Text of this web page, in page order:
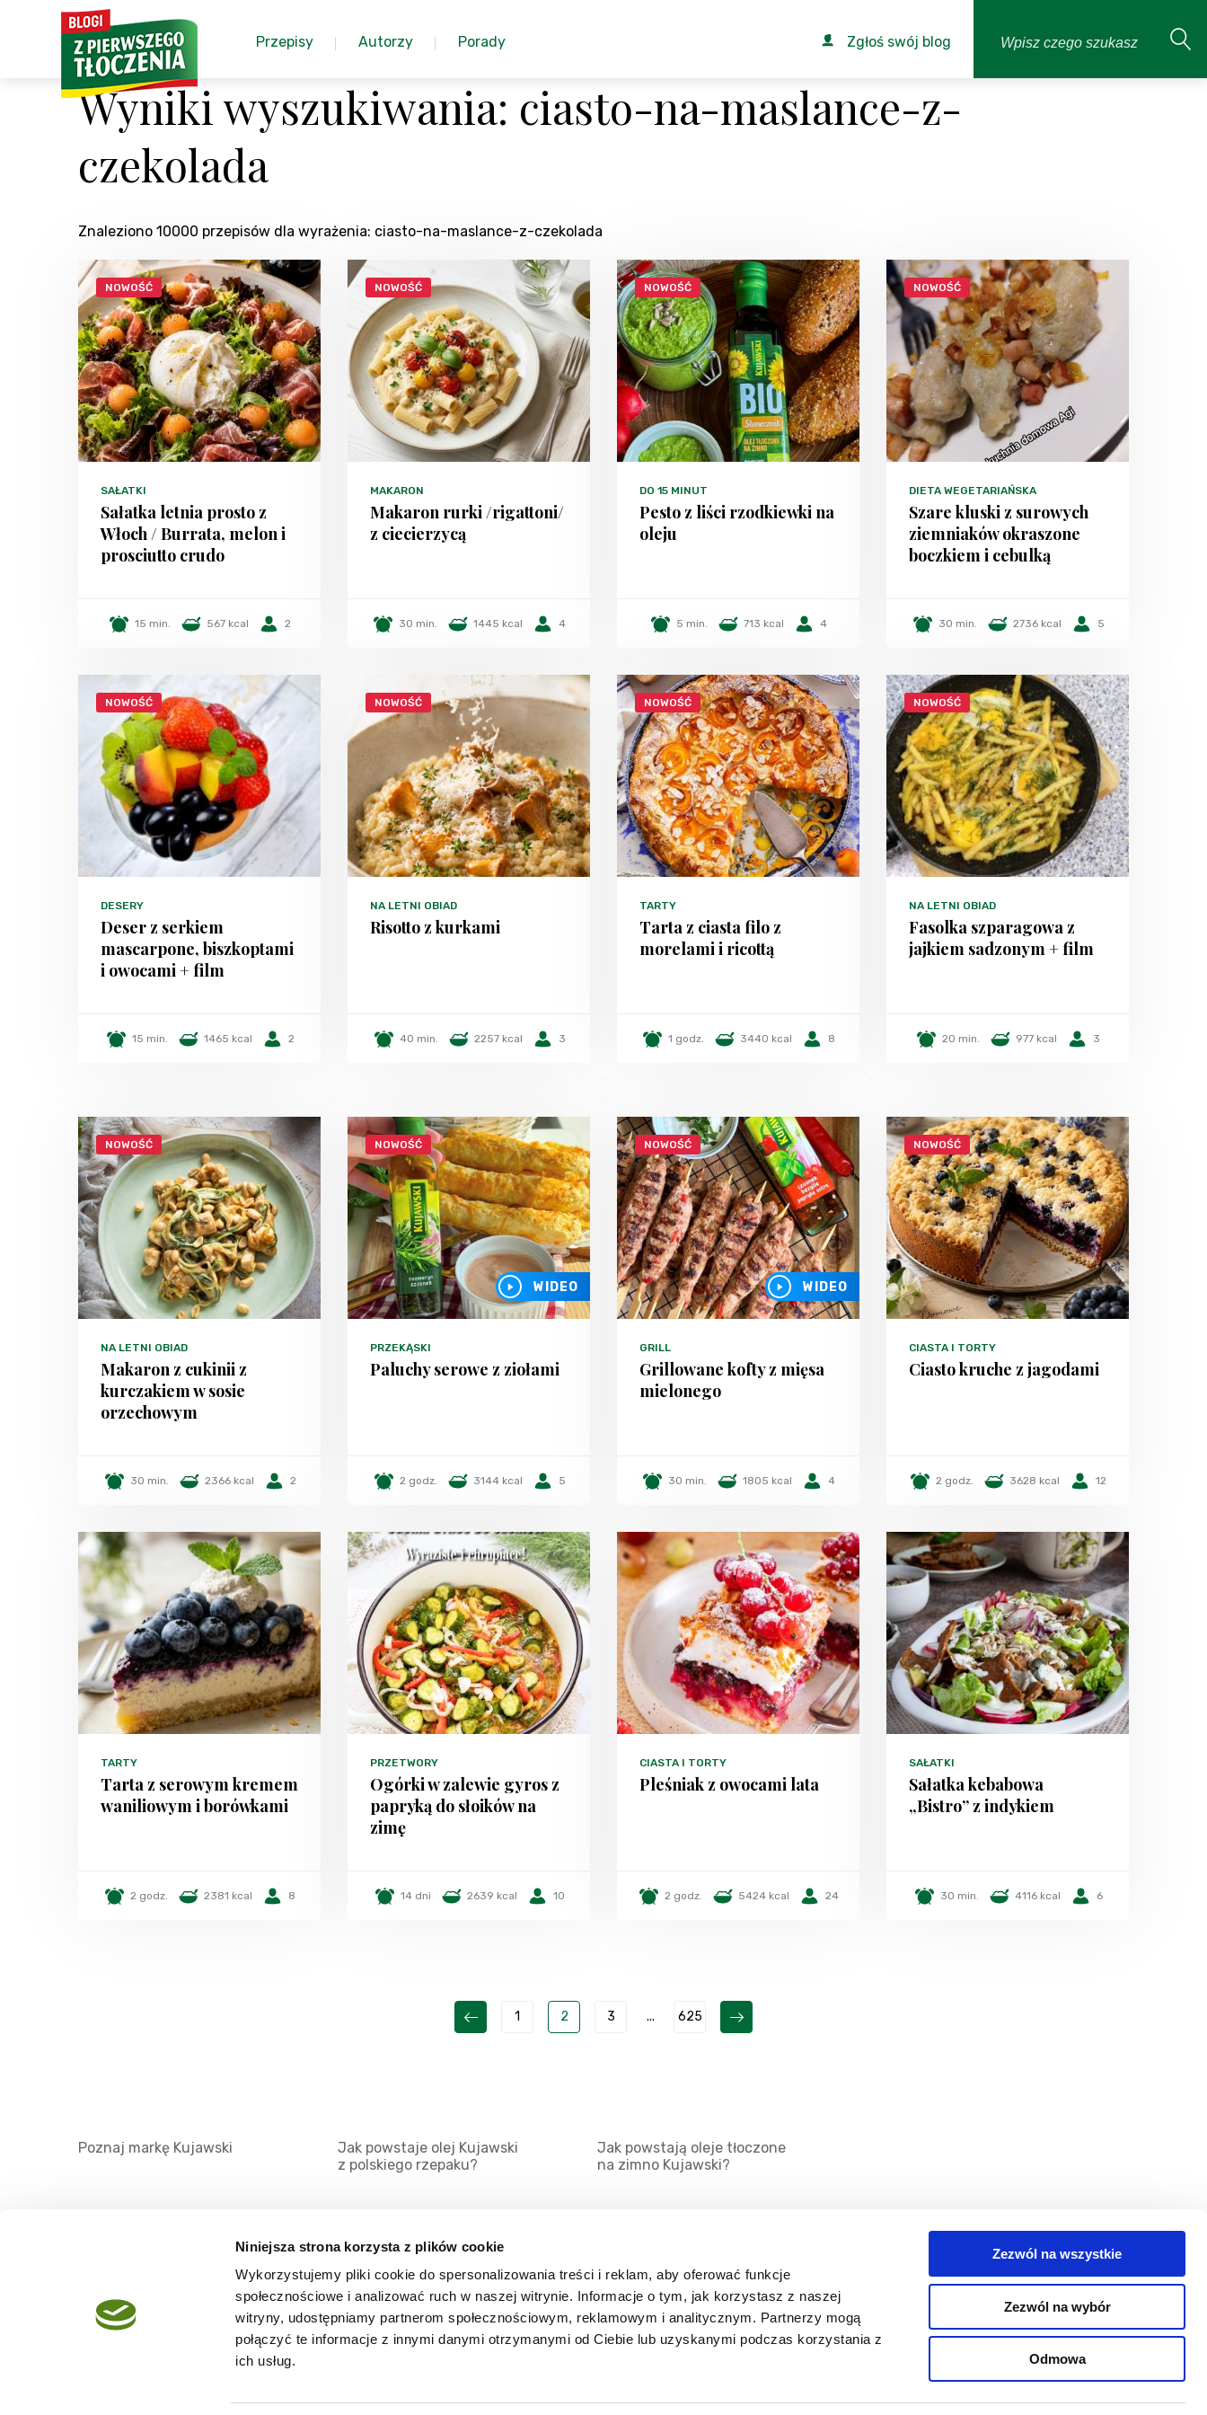
Niniejsza strona korzysta z plików cookie
Wykorzystujemy pliki cookie do spersonalizowania treści i reklam, aby oferować funkcje
społecznościowe i analizować ruch w naszej witrynie. Informacje o tym, jak korzystasz z naszej
witryny, udostępniamy partnerom społecznościowym, reklamowym i analitycznym. Partnerzy mogą
połączyć te informacje z innymi danymi otrzymanymi od Ciebie lub uzyskanymi podczas korzystania z
ich usług.
Zezwól na wszystkie
Zezwól na wybór
Odmowa
Przepisy Autorzy Porady Zgłoś swój blog
Wyniki wyszukiwania: ciasto-na-maslance-z-
czekolada
Znaleziono 10000 przepisów dla wyrażenia: ciasto-na-maslance-z-czekolada
NOWOŚĆ
SAŁATKI
Sałatka letnia prosto z
Włoch / Burrata, melon i
prosciutto crudo
15 min. 567 kcal 2
NOWOŚĆ
MAKARON
Makaron rurki /rigattoni/
z ciecierzycą
30 min. 1445 kcal 4
NOWOŚĆ
DO 15 MINUT
Pesto z liści rzodkiewki na
oleju
5 min. 713 kcal 4
NOWOŚĆ
DIETA WEGETARIAŃSKA
Szare kluski z surowych
ziemniaków okraszone
boczkiem i cebulką
30 min. 2736 kcal 5
NOWOŚĆ
DESERY
Deser z serkiem
mascarpone, biszkoptami
i owocami + film
15 min. 1465 kcal 2
NOWOŚĆ
NA LETNI OBIAD
Risotto z kurkami
40 min. 2257 kcal 3
NOWOŚĆ
TARTY
Tarta z ciasta filo z
morelami i ricottą
1 godz. 3440 kcal 8
NOWOŚĆ
NA LETNI OBIAD
Fasolka szparagowa z
jajkiem sadzonym + film
20 min. 977 kcal 3
NOWOŚĆ
NA LETNI OBIAD
Makaron z cukinii z
kurczakiem w sosie
orzechowym
30 min. 2366 kcal 2
NOWOŚĆ
WIDEO
PRZEKĄSKI
Paluchy serowe z ziołami
2 godz. 3144 kcal 5
NOWOŚĆ
WIDEO
GRILL
Grillowane kofty z mięsa
mielonego
30 min. 1805 kcal 4
NOWOŚĆ
CIASTA I TORTY
Ciasto kruche z jagodami
2 godz. 3628 kcal 12
TARTY
Tarta z serowym kremem
waniliowym i borówkami
2 godz. 2381 kcal 8
PRZETWORY
Ogórki w zalewie gyros z
papryką do słoików na
zimę
14 dni 2639 kcal 10
CIASTA I TORTY
Pleśniak z owocami lata
2 godz. 5424 kcal 24
SAŁATKI
Sałatka kebabowa
„Bistro” z indykiem
30 min. 4116 kcal 6
1 2 3 ... 625
Poznaj markę Kujawski
Jak powstaje olej Kujawski
z polskiego rzepaku?
Jak powstają oleje tłoczone
na zimno Kujawski?
Regulamin
Mapa serwisu
Kanały RSS
Porady
Kategorie
Kontakt
Zaloguj się